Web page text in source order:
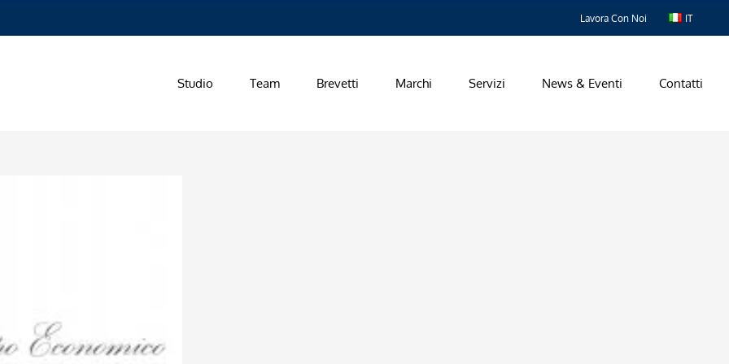
Lavora Con Noi IT
Studio Team Brevetti Marchi Servizi News & Eventi Contatti